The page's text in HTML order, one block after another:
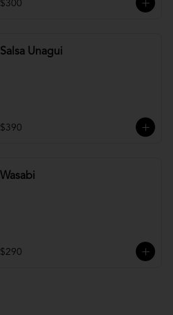
$300
Salsa Unagui
$390
Wasabi
$290